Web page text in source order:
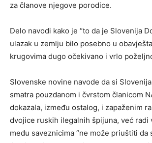
za članove njegove porodice.
Delo navodi kako je “to da je Slovenija
ulazak u zemlju bilo posebno u
krugovima dugo očekivano i vrlo
Slovenske novine navode da si
smatra pouzdanom i čvrstom članicom
dokazala, između ostalog, i zapaženim
dvojice ruskih ilegalnih špijuna, već radi
među saveznicima “ne može priuštiti da